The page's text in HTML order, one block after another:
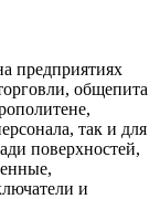
предприятиях
общепита
так и для
поверхностей,
и